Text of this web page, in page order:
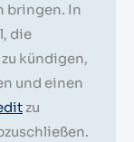
bringen. In
die
kündigen,
und einen
zu